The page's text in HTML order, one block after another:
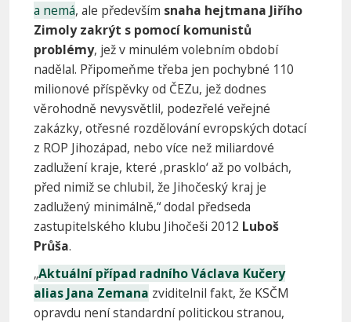
a nemá, ale především snaha hejtmana Jiřího
Zimoly zakrýt s pomocí komunistů
problémy, jež v minulém volebním období
nadělal. Připomeňme třeba jen pochybné 110
milionové příspěvky od ČEZu, jež dodnes
věrohodně nevysvětlil, podezřelé veřejné
zakázky, otřesné rozdělování evropských dotací
z ROP Jihozápad, nebo více než miliardové
zadlužení kraje, které ‚prasklo‘ až po volbách,
před nimiž se chlubil, že Jihočeský kraj je
zadlužený minimálně,“ dodal předseda
zastupitelského klubu Jihočeši 2012 Luboš
Průša.
„Aktuální případ radního Václava Kučery
alias Jana Zemana zviditelnil fakt, že KSČM
opravdu není standardní politickou stranou,